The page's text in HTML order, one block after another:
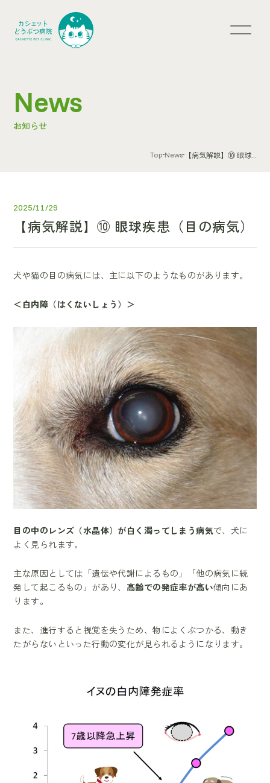
News
お知らせ
Top News 【病気解説】⑩ 眼球...
2025/11/29
【病気解説】⑩ 眼球疾患（目の病気）
犬や猫の目の病気には、主に以下のようなものがあります。
＜白内障（はくないしょう）＞
目の中のレンズ（水晶体）が白く濁ってしまう病気で、犬に
よく見られます。
主な原因としては「遺伝や代謝によるもの」「他の病気に続
発して起こるもの」があり、 高齢での発症率が高い傾向にあ
ります。
また、進行すると視覚を失うため、物によくぶつかる、動き
たがらないといった行動の変化が見られるようになります。